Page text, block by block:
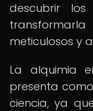
descubrir
meticulosos y
La alquimia
presenta
ciencia, ya